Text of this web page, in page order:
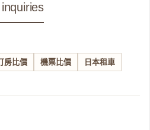
房比價 機票比價 日本租車